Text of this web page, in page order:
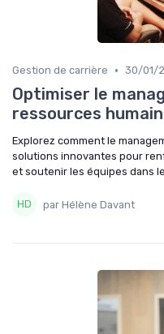
Gestion de carrière • 30/01/
Optimiser le
ressources
Explorez comment le
solutions innovantes pour
et soutenir les équipes dans
par Hélène Davant